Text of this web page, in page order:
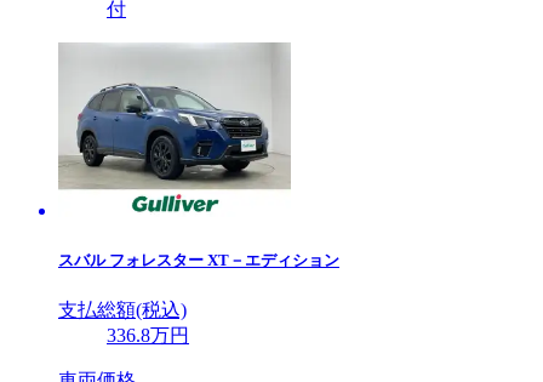
付
スバル フォレスター XT－エディション
支払総額(税込)
336.8万円